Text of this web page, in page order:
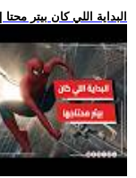
.. فيلم Spider-Man: Brand New Day | البداية اللي كان بيتر محتا